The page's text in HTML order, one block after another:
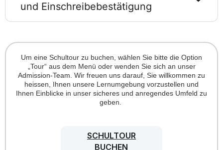
und Einschreibebestätigung
Um eine Schultour zu buchen, wählen Sie bitte die Option
„Tour“ aus dem Menü oder wenden Sie sich an unser
Admission-Team. Wir freuen uns darauf, Sie willkommen zu
heissen, Ihnen unsere Lernumgebung vorzustellen und
Ihnen Einblicke in unser sicheres und anregendes Umfeld zu
geben.
SCHULTOUR
BUCHEN